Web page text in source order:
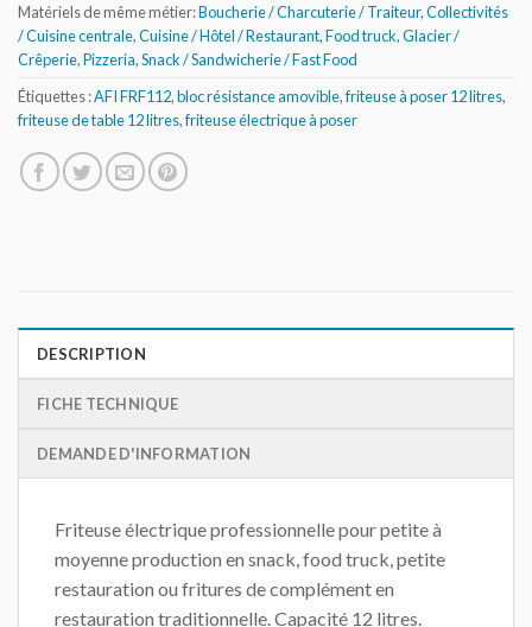
Matériels de même métier:Boucherie / Charcuterie / Traiteur,Collectivités
/ Cuisine centrale,Cuisine / Hôtel / Restaurant,Food truck,Glacier /
Crêperie,Pizzeria,Snack / Sandwicherie / Fast Food
Étiquettes :AFI FRF112,bloc résistance amovible,friteuse à poser 12 litres,
friteuse de table 12 litres,friteuse électrique à poser
DESCRIPTION
FICHE TECHNIQUE
DEMANDE D'INFORMATION
Friteuse électrique professionnelle pour petite à
moyenne production en snack, food truck, petite
restauration ou fritures de complément en
restauration traditionnelle. Capacité 12 litres.